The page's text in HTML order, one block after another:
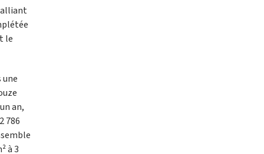
alliant
le
une
an,
786
à 3